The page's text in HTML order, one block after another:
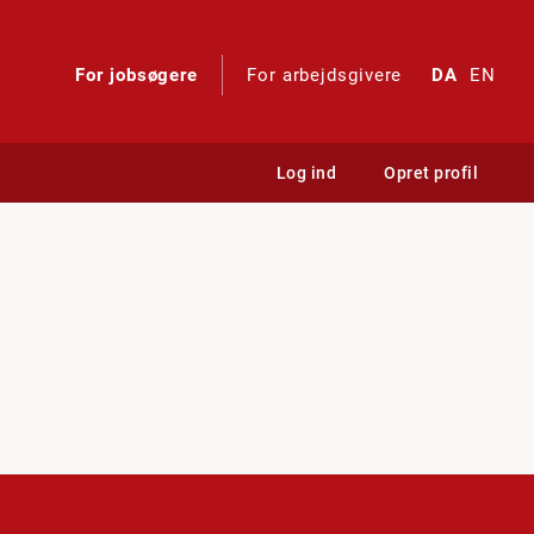
For jobsøgere For arbejdsgivere DA EN
Log ind Opret profil